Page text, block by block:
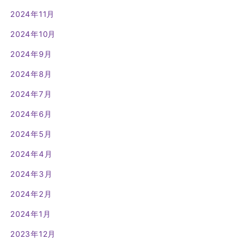
2024年11月
2024年10月
2024年9月
2024年8月
2024年7月
2024年6月
2024年5月
2024年4月
2024年3月
2024年2月
2024年1月
2023年12月